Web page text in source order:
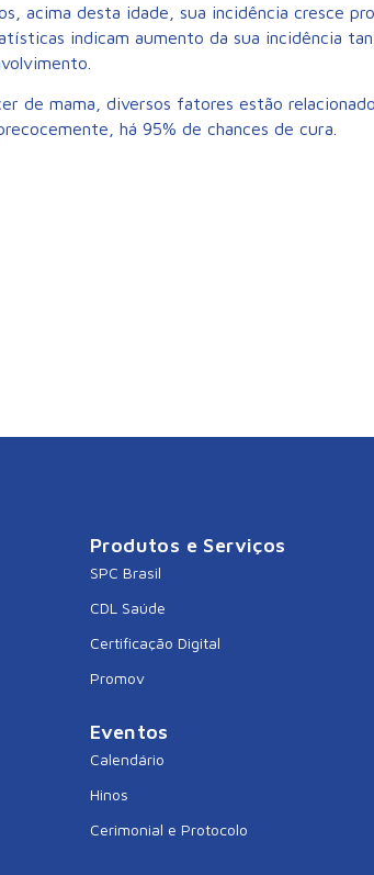
acima desta idade, sua incidência cresce
indicam aumento da sua incidência
de mama, diversos fatores estão
há 95% de chances de cura.
Produtos e Serviços
SPC Brasil
CDL Saúde
Certificação Digital
Promov
Eventos
Calendário
Hinos
Cerimonial e Protocolo